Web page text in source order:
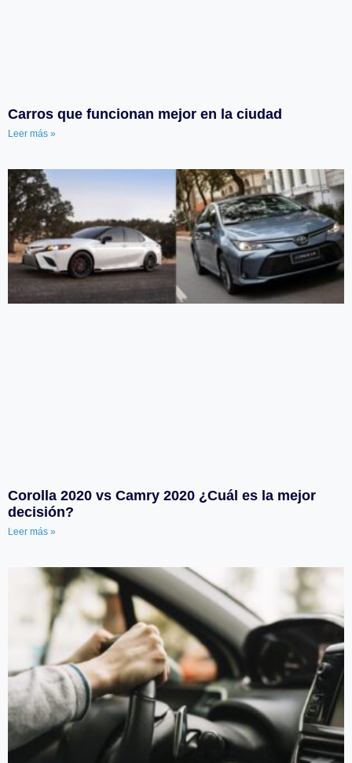
Carros que funcionan mejor en la ciudad
Leer más »
Corolla 2020 vs Camry 2020 ¿Cuál es la mejor
decisión?
Leer más »